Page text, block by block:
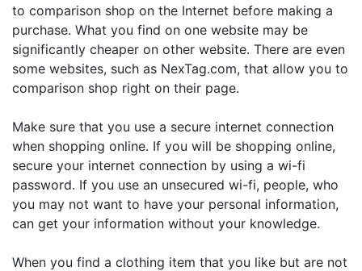
to comparison shop on the Internet before making a
purchase. What you find on one website may be
significantly cheaper on other website. There are even
some websites, such as NexTag.com, that allow you to
comparison shop right on their page.
Make sure that you use a secure internet connection
when shopping online. If you will be shopping online,
secure your internet connection by using a wi-fi
password. If you use an unsecured wi-fi, people, who
you may not want to have your personal information,
can get your information without your knowledge.
When you find a clothing item that you like but are not